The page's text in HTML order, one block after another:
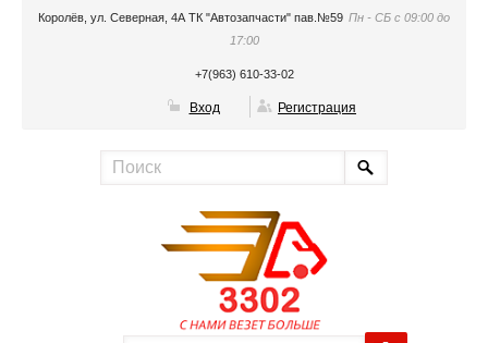
Королёв, ул. Северная, 4А ТК "Автозапчасти" пав.№59 Пн - СБ с 09:00 до
17:00
+7(963) 610-33-02
Вход Регистрация